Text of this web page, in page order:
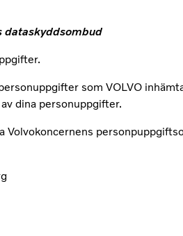
dataskyddsombud
som VOLVO
dina personuppgifter.
Volvokoncernens